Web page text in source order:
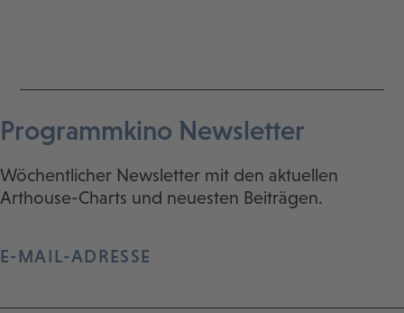
Programmkino Newsletter
Wöchentlicher Newsletter mit den aktuellen
Arthouse-Charts und neuesten Beiträgen.
E-MAIL-ADRESSE